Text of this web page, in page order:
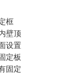
框
壁顶
设置
定板
固定